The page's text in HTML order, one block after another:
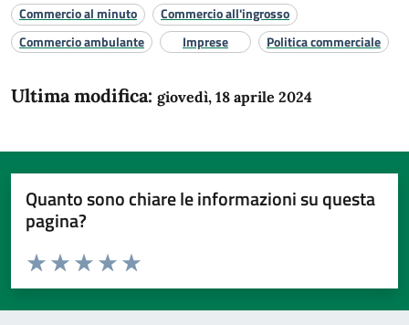
Commercio al minuto
Commercio all'ingrosso
Commercio ambulante
Imprese Politica commerciale
Ultima modifica: giovedì, 18 aprile 2024
Quanto sono chiare le informazioni su questa
pagina?
Domanda
Valuta da 1 a 5 stelle la pagina
Valuta 5 stelle su 5
Valuta 4 stelle su 5
Valuta 3 stelle su 5
Valuta 2 stelle su 5
Valuta 1 stelle su 5